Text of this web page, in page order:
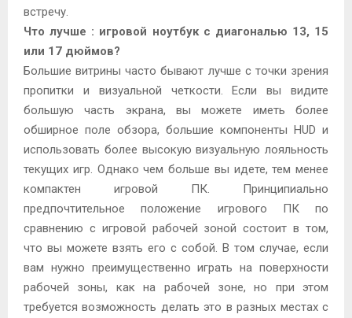
встречу.
Что лучше : игровой ноутбук с диагональю 13, 15
или 17 дюймов?
Большие витрины часто бывают лучше с точки зрения
пропитки и визуальной четкости. Если вы видите
большую часть экрана, вы можете иметь более
обширное поле обзора, большие компоненты HUD и
использовать более высокую визуальную лояльность
текущих игр. Однако чем больше вы идете, тем менее
компактен игровой ПК. Принципиально
предпочтительное положение игрового ПК по
сравнению с игровой рабочей зоной состоит в том,
что вы можете взять его с собой. В том случае, если
вам нужно преимущественно играть на поверхности
рабочей зоны, как на рабочей зоне, но при этом
требуется возможность делать это в разных местах с